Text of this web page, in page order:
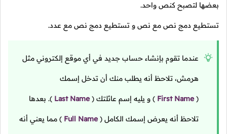
بعضها لتصبح كنص واحد.
تستطيع دمج نص مع نص و تستطيع دمج نص مع عدد.
عندما تقوم بإنشاء حساب جديد في أي موقع إلكتروني مثل
هرمش، تلاحظ أنه يطلب منك أن تدخل إسمك
(
First Name
) و يليه إسم عائلتك (
Last Name
). بعدها
تلاحظ أنه يعرض إسمك الكامل (
Full Name
) مما يعني أنه